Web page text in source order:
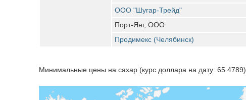
ООО "Шугар-Трейд"
Порт-Янг, ООО
Продимекс (Челябинск)
Минимальные цены на сахар (курс доллара на дату: 65.4789)